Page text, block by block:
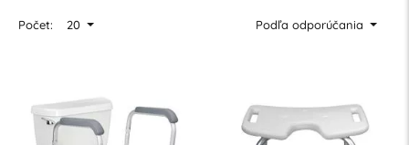
Počet: 20 Podľa odporúčania